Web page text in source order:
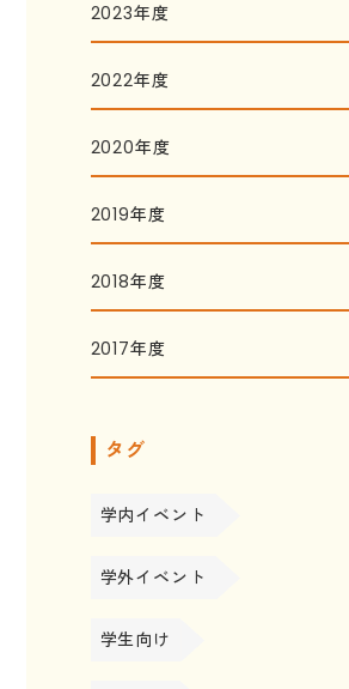
2023年度
2022年度
2020年度
2019年度
2018年度
2017年度
タグ
学内イベント
学外イベント
学生向け